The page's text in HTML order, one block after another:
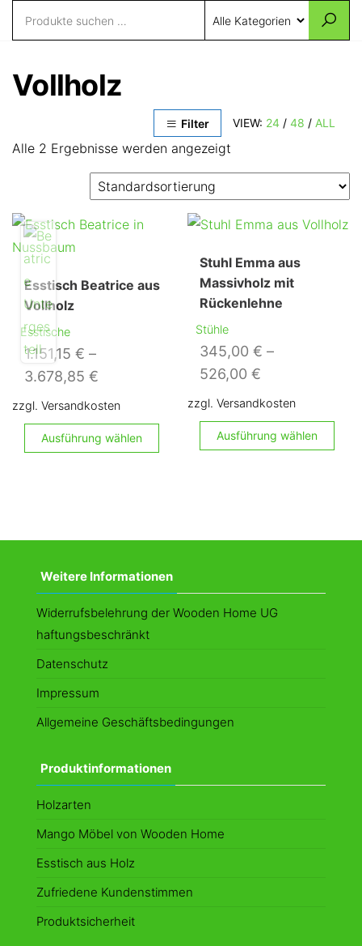
Vollholz
VIEW: 24 / 48 / ALL
Filter
Alle 2 Ergebnisse werden angezeigt
Esstisch Beatrice aus
Vollholz
Esstische
1.151,15 € –
3.678,85 €
zzgl. Versandkosten
Ausführung wählen
Produkt
auf.
Optionen
können
werden
Stuhl Emma aus
Massivholz mit
Rückenlehne
Stühle
345,00€ –
526,00€
zzgl. Versandkosten
Ausführung wählen
Weitere Informationen
Widerrufsbelehrung der Wooden Home UG
haftungsbeschränkt
Datenschutz
Impressum
Allgemeine Geschäftsbedingungen
Produktinformationen
Holzarten
Mango Möbel von Wooden Home
Esstisch aus Holz
Zufriedene Kundenstimmen
Produktsicherheit